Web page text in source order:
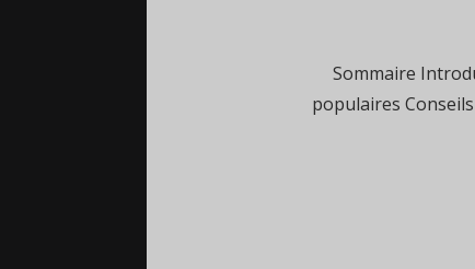
Sommaire
populaires